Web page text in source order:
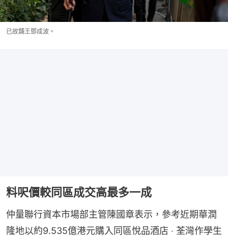
已故舖王鄧成波。
料呎價較同區成交高最多一成
仲量聯行資本市場部主管陳國章表示，參考近期華潤
隆地以約9.535億港元購入同區悅品酒店 ‧ 荃灣作學生